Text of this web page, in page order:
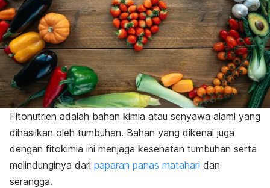
Fitonutrien adalah bahan kimia atau senyawa alami yang
dihasilkan oleh tumbuhan. Bahan yang dikenal juga
dengan fitokimia ini menjaga kesehatan tumbuhan serta
melindunginya dari paparan panas matahari dan
serangga.